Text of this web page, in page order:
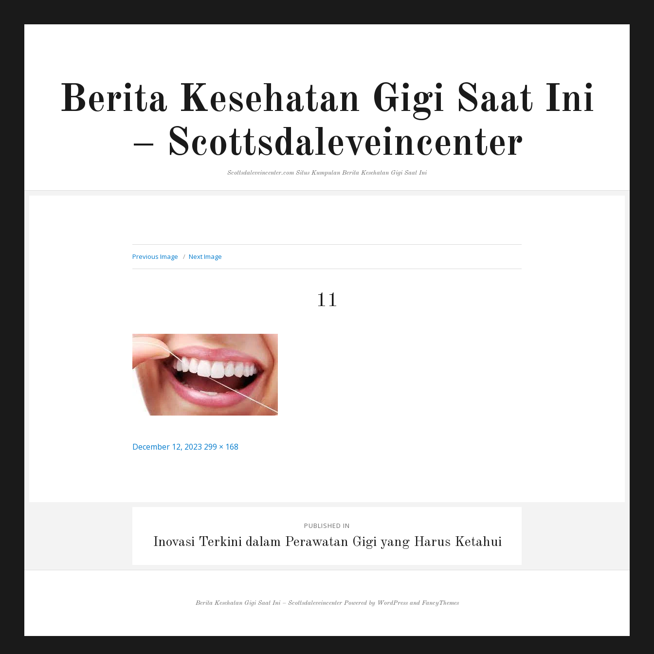
Berita Kesehatan Gigi Saat Ini
– Scottsdaleveincenter
Scottsdaleveincenter.com Situs Kumpulan Berita Kesehatan Gigi Saat Ini
Previous Image Next Image
11
Posted
December 12, 2023 Full
299 × 168
navigation
PUBLISHED IN
Inovasi Terkini dalam Perawatan Gigi yang Harus Ketahui
Berita Kesehatan Gigi Saat Ini – ScottsdaleveincenterPowered by WordPressand FancyThemes